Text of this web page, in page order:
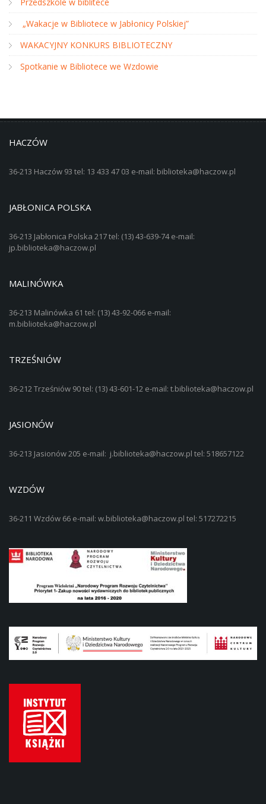
„Wakacje w Bibliotece w Jabłonicy Polskiej”
WAKACYJNY KONKURS BIBLIOTECZNY
Spotkanie w Bibliotece we Wzdowie
HACZÓW
36-213 Haczów 93 tel: 13 433 47 03 e-mail: biblioteka@haczow.pl
JABŁONICA POLSKA
36-213 Jabłonica Polska 217 tel: (13) 43-639-74 e-mail:
jp.biblioteka@haczow.pl
MALINÓWKA
36-213 Malinówka 61 tel: (13) 43-92-066 e-mail:
m.biblioteka@haczow.pl
TRZEŚNIÓW
36-212 Trześniów 90 tel: (13) 43-601-12 e-mail: t.biblioteka@haczow.pl
JASIONÓW
36-213 Jasionów 205 e-mail: j.biblioteka@haczow.pl tel: 518657122
WZDÓW
36-211 Wzdów 66 e-mail: w.biblioteka@haczow.pl tel: 517272215